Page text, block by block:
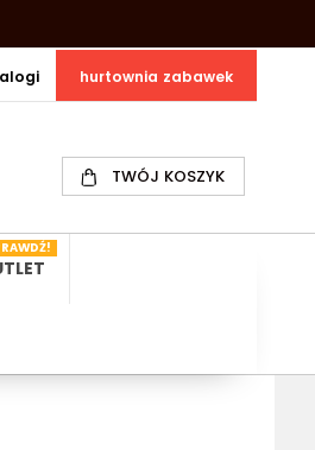
hurtownia zabawek
TWÓJ KOSZYK